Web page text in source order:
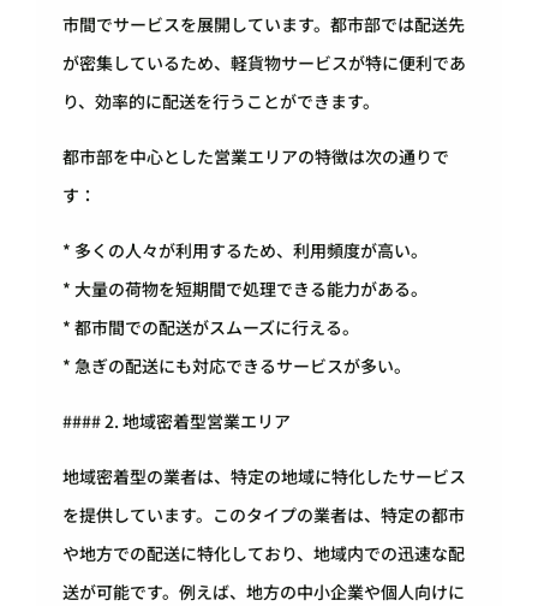
市間でサービスを展開しています。都市部では配送先
が密集しているため、軽貨物サービスが特に便利であ
り、効率的に配送を行うことができます。
都市部を中心とした営業エリアの特徴は次の通りで
す：
* 多くの人々が利用するため、利用頻度が高い。
* 大量の荷物を短期間で処理できる能力がある。
* 都市間での配送がスムーズに行える。
* 急ぎの配送にも対応できるサービスが多い。
#### 2. 地域密着型営業エリア
地域密着型の業者は、特定の地域に特化したサービス
を提供しています。このタイプの業者は、特定の都市
や地方での配送に特化しており、地域内での迅速な配
送が可能です。例えば、地方の中小企業や個人向けに